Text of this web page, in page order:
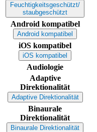
Feuchtigkeitsgeschützt/
staubgeschützt
Android kompatibel
Android kompatibel
iOS kompatibel
iOS kompatibel
Audiologie
Adaptive
Direktionalität
Adaptive Direktionalität
Binaurale
Direktionalität
Binaurale Direktionalität